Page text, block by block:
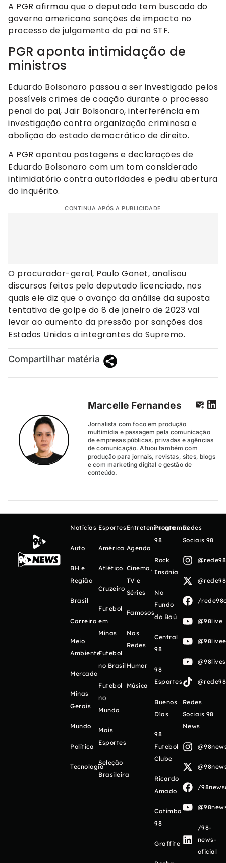
A PGR afirmou que o deputado tem buscado do
governo americano sanções de impacto no
processo de julgamento do pai no STF.
PGR aponta intimidação de
ministros
Eduardo Bolsonaro passou a ser investigado pelos
possíveis crimes de coação durante o processo
penal do pai, Jair Bolsonaro, interferência em
investigação contra organização criminosa e
abolição do estado democrático de direito.
A PGR apontou postagens e declarações de
Eduardo Bolsonaro com um tom considerado
intimidatório contra autoridades e pediu abertura
do inquérito.
CONTINUA APÓS A PUBLICIDADE
O procurador-geral, Paulo Gonet, analisou
discursos feitos pelo deputado licenciado, nos
quais ele diz que o avanço da análise da suposta
tentativa de golpe do 8 de janeiro de 2023 vai
levar ao aumento da pressão por sanções dos
Estados Unidos a integrantes do Supremo.
Compartilhar matéria
Marcelle Fernandes
Jornalista com foco em produção
multimídia e passagem pela comunicação
de empresas públicas, privadas e agências
de comunicação. Atuou também com
produção para jornais, revistas, sites, blogs
e com marketing digital e gestão de
conteúdo.
Notícias
Auto
BH e
Região
Brasil
Carreira
Meio
Ambiente
Mercado
Minas
Gerais
Mundo
Política
Tecnologia
Esportes
América
Atlético
Cruzeiro
Futebol
em
Minas
Futebol
no Brasil
Futebol
no
Mundo
Mais
Esportes
Seleção
Brasileira
Entretenimento
Agenda
Cinema,
TV e
Séries
Famosos
Nas
Redes
Humor
Música
Programas
98
Rock
Insônia
No
Fundo
do Baú
Central
98
98
Esportes
Buenos
Días
98
Futebol
Clube
Ricardo
Amado
Catimba
98
Graffite
Redes
Sociais 98
/
@98live
Redes
Sociais 98
News
/
/98-
news-
oficial